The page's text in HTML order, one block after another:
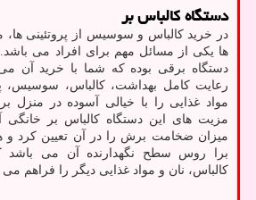
دستگاه کالباس بر
در خرید کالباس و سوسیس از پروتئینی ها،
ها یکی از مسائل مهم برای افراد می باشد.
دستگاه برقی بوده که شما با خرید آن می
رعایت کامل بهداشت، کالباس، سوسیس،
مواد غذایی را با خیالی آسوده در منزل
مزیت های این دستگاه کالباس بر
میزان ضخامت برش را در آن تعیین کرد و
برا روس سطح نگهدارنده آن می باشد
کالباس، نان و مواد غذایی دیگر را فراهم می